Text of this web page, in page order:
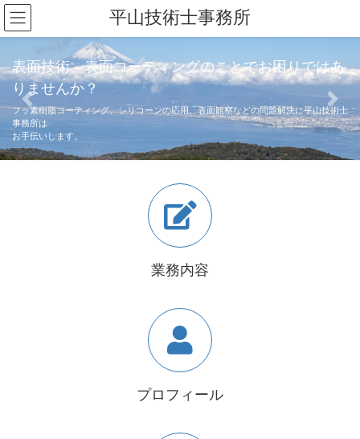
コ
ン
テ
ツ
ス
プ
ナ
ビ
ゲ
シ
ン
動
平山技術士事務所
表面技術、表面コーティングのことでお困りではあ
りませんか？
フッ素樹脂コーティング、シリコーンの応用、表面観察などの問題解決に平山技術士
事務所は
お手伝いします。
Previous Next
業務内容
プロフィール